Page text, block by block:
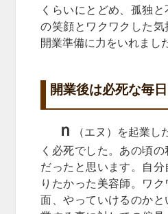
くらいにとどめ、孤独
の笑顔とワクワクした気
開業準備に力をいれまし
開業後は必死な毎日
ｎ
（エヌ）を起業し
く必死でした。あの頃
だったと思います。自
りたかった美容師。ワ
面、やっていけるのか